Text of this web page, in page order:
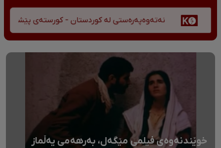
نەتەوەپەرەستی لە کوردستان - کورستەی پێشڤەچوونی
خوێندنەوەی فیلمی مێگەل، بەرهەمی یەڵماز